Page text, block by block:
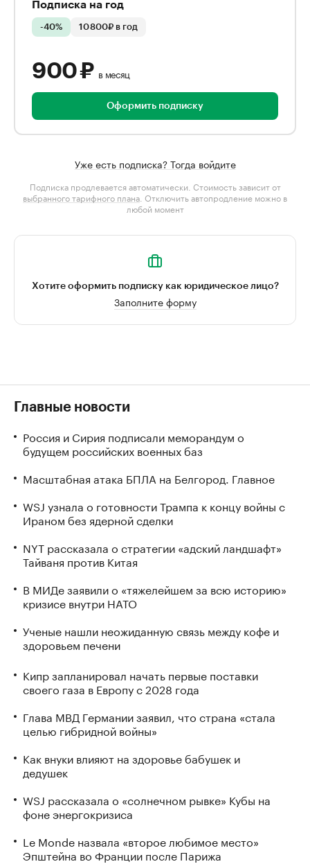
Подписка на год
-40% 10 800₽ в год
900 ₽ в месяц
Оформить подписку
Уже есть подписка? Тогда войдите
Подписка продлевается автоматически. Стоимость зависит от
выбранного тарифного плана . Отключить автопродление можно в
любой момент
Хотите оформить подписку как юридическое лицо?
Заполните форму
Главные новости
Россия и Сирия подписали меморандум о
будущем российских военных баз
Масштабная атака БПЛА на Белгород. Главное
WSJ узнала о готовности Трампа к концу войны с
Ираном без ядерной сделки
NYT рассказала о стратегии «адский ландшафт»
Тайваня против Китая
В МИДе заявили о «тяжелейшем за всю историю»
кризисе внутри НАТО
Ученые нашли неожиданную связь между кофе и
здоровьем печени
Кипр запланировал начать первые поставки
своего газа в Европу с 2028 года
Глава МВД Германии заявил, что страна «стала
целью гибридной войны»
Как внуки влияют на здоровье бабушек и
дедушек
WSJ рассказала о «солнечном рывке» Кубы на
фоне энергокризиса
Le Monde назвала «второе любимое место»
Эпштейна во Франции после Парижа